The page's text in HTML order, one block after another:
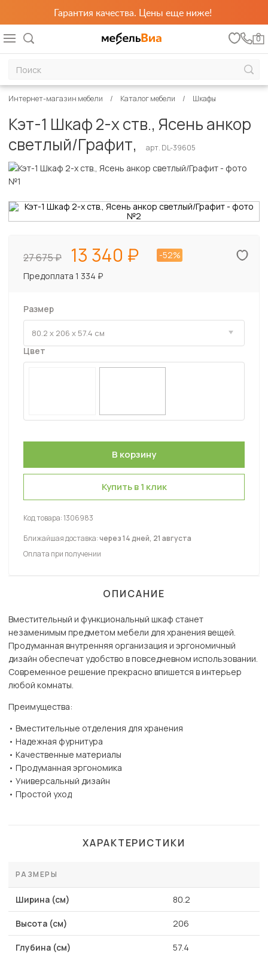
Гарантия качества. Цены еще ниже!
0
Интернет-магазин мебели Каталог мебели Шкафы
Кэт-1 Шкаф 2-х ств., Ясень анкор
светлый/Графит,
арт. DL-39605
27 675 13 340
-52%
Предоплата 1 334 ₽
Размер
Цвет
Купить в 1 клик
Код товара:1306983
Ближайшая доставка:через 14 дней, 21 августа
Оплата при получении
ОПИСАНИЕ
Вместительный и функциональный шкаф станет
незаменимым предметом мебели для хранения вещей.
Продуманная внутренняя организация и эргономичный
дизайн обеспечат удобство в повседневном использовании.
Современное решение прекрасно впишется в интерьер
любой комнаты.
Преимущества:
• Вместительные отделения для хранения
• Надежная фурнитура
• Качественные материалы
• Продуманная эргономика
• Универсальный дизайн
• Простой уход
ХАРАКТЕРИСТИКИ
РАЗМЕРЫ
Ширина (см) 80.2
Высота (см) 206
Глубина (см) 57.4